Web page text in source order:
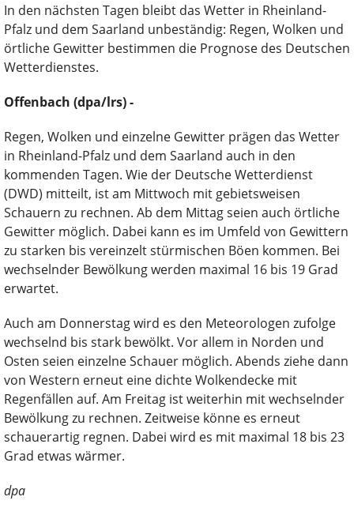
In den nächsten Tagen bleibt das Wetter in Rheinland-
Pfalz und dem Saarland unbeständig: Regen, Wolken und
örtliche Gewitter bestimmen die Prognose des Deutschen
Wetterdienstes.
Offenbach (dpa/lrs) -
Regen, Wolken und einzelne Gewitter prägen das Wetter
in Rheinland-Pfalz und dem Saarland auch in den
kommenden Tagen. Wie der Deutsche Wetterdienst
(DWD) mitteilt, ist am Mittwoch mit gebietsweisen
Schauern zu rechnen. Ab dem Mittag seien auch örtliche
Gewitter möglich. Dabei kann es im Umfeld von Gewittern
zu starken bis vereinzelt stürmischen Böen kommen. Bei
wechselnder Bewölkung werden maximal 16 bis 19 Grad
erwartet.
Auch am Donnerstag wird es den Meteorologen zufolge
wechselnd bis stark bewölkt. Vor allem in Norden und
Osten seien einzelne Schauer möglich. Abends ziehe dann
von Western erneut eine dichte Wolkendecke mit
Regenfällen auf. Am Freitag ist weiterhin mit wechselnder
Bewölkung zu rechnen. Zeitweise könne es erneut
schauerartig regnen. Dabei wird es mit maximal 18 bis 23
Grad etwas wärmer.
dpa